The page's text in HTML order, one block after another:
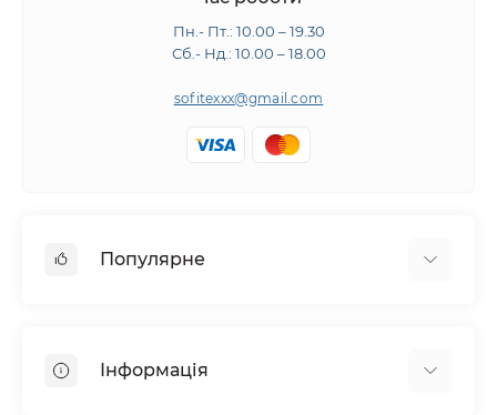
Пн.- Пт.: 10.00 – 19.30
Сб.- Нд.: 10.00 – 18.00
sofitexxx@gmail.com
Популярне
Розкрійне обладнання
Інформація